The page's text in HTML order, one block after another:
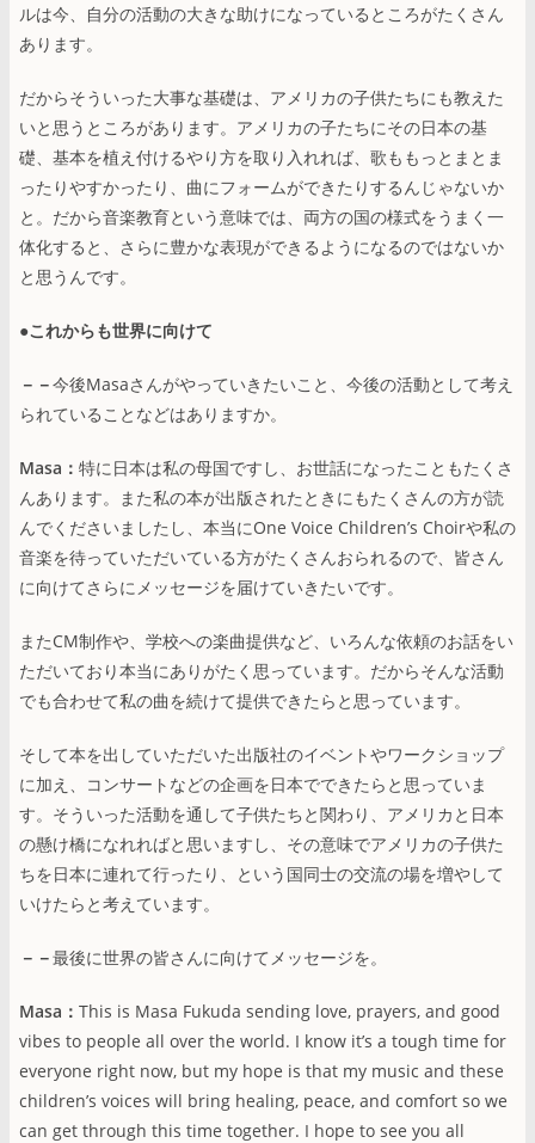
ルは今、自分の活動の大きな助けになっているところがたくさん
あります。
だからそういった大事な基礎は、アメリカの子供たちにも教えた
いと思うところがあります。アメリカの子たちにその日本の基
礎、基本を植え付けるやり方を取り入れれば、歌ももっとまとま
ったりやすかったり、曲にフォームができたりするんじゃないか
と。だから音楽教育という意味では、両方の国の様式をうまく一
体化すると、さらに豊かな表現ができるようになるのではないか
と思うんです。
●これからも世界に向けて
－－今後Masaさんがやっていきたいこと、今後の活動として考え
られていることなどはありますか。
Masa： 特に日本は私の母国ですし、お世話になったこともたくさ
んあります。また私の本が出版されたときにもたくさんの方が読
んでくださいましたし、本当にOne Voice Children’s Choirや私の
音楽を待っていただいている方がたくさんおられるので、皆さん
に向けてさらにメッセージを届けていきたいです。
またCM制作や、学校への楽曲提供など、いろんな依頼のお話をい
ただいており本当にありがたく思っています。だからそんな活動
でも合わせて私の曲を続けて提供できたらと思っています。
そして本を出していただいた出版社のイベントやワークショップ
に加え、コンサートなどの企画を日本でできたらと思っていま
す。そういった活動を通して子供たちと関わり、アメリカと日本
の懸け橋になれればと思いますし、その意味でアメリカの子供た
ちを日本に連れて行ったり、という国同士の交流の場を増やして
いけたらと考えています。
－－最後に世界の皆さんに向けてメッセージを。
Masa： This is Masa Fukuda sending love, prayers, and good
vibes to people all over the world. I know it’s a tough time for
everyone right now, but my hope is that my music and these
children’s voices will bring healing, peace, and comfort so we
can get through this time together. I hope to see you all